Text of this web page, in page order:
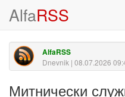
AlfaRSS
AlfaRSS
Dnevnik | 08.07.2026
Митнически